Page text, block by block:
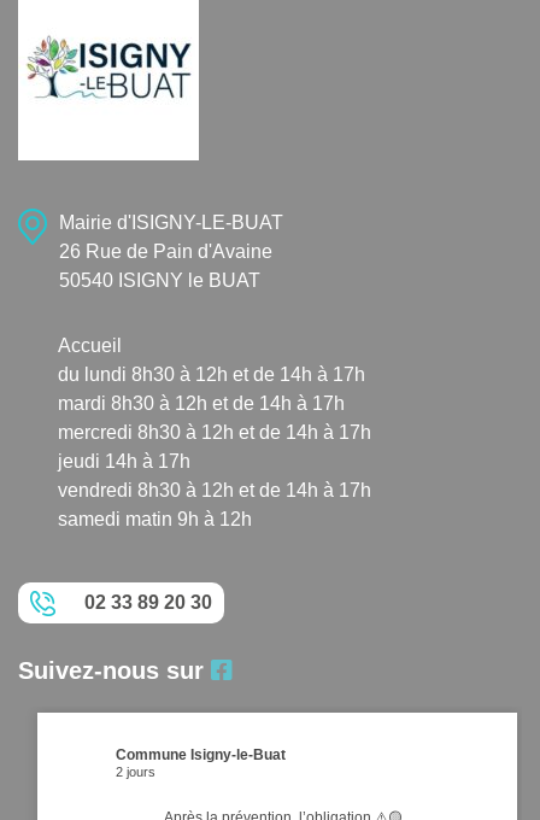
Mairie d'ISIGNY-LE-BUAT
26 Rue de Pain d'Avaine
50540 ISIGNY le BUAT
Accueil
du lundi 8h30 à 12h et de 14h à 17h
mardi 8h30 à 12h et de 14h à 17h
mercredi 8h30 à 12h et de 14h à 17h
jeudi 14h à 17h
vendredi 8h30 à 12h et de 14h à 17h
samedi matin 9h à 12h
02 33 89 20 30
Suivez-nous sur
Commune Isigny-le-Buat
2 jours